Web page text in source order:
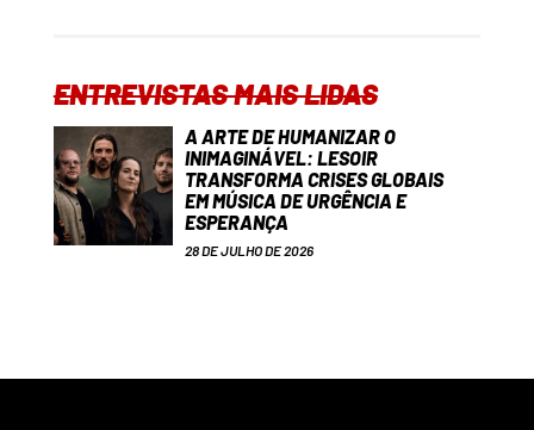
ENTREVISTAS MAIS LIDAS
A ARTE DE HUMANIZAR O
INIMAGINÁVEL: LESOIR
TRANSFORMA CRISES GLOBAIS
EM MÚSICA DE URGÊNCIA E
ESPERANÇA
28 DE JULHO DE 2026